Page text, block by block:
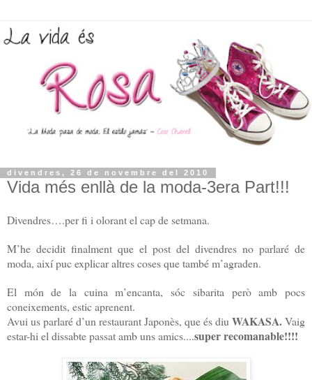
divendres, 26 de novembre del 2010
Vida més enllà de la moda-3era Part!!!
Divendres….per fi i olorant el cap de setmana.
M’he decidit finalment que el post del divendres no parlaré de
moda, així puc explicar altres coses que també m’agraden.
El món de la cuina m’encanta, sóc sibarita però amb pocs
coneixements, estic aprenent.
Avui us parlaré d’un restaurant Japonès, que és diuWAKASA.Vaig
estar-hi el dissabte passat amb uns amics....super recomanable!!!!